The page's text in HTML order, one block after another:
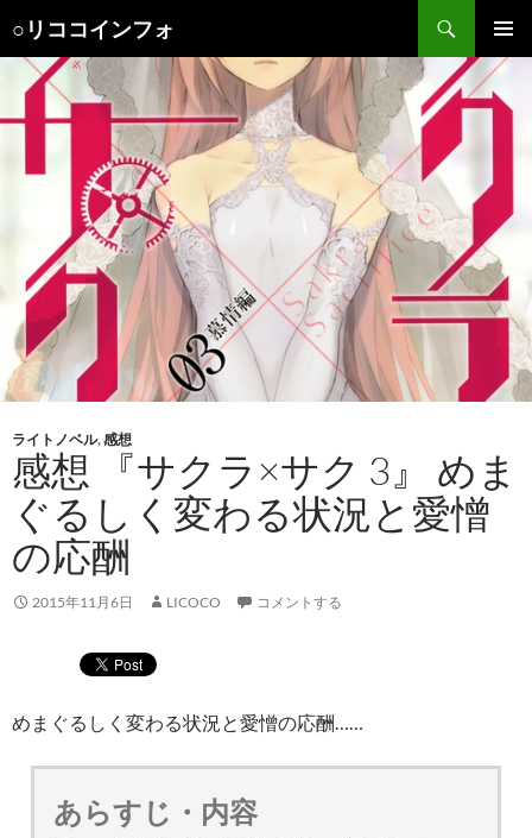
○リココインフォ
索
メインメ
ニュー
テ
ン
へ
ライトノベル,感想
感想 『サクラ×サク 3』 めま
ぐるしく変わる状況と愛憎
の応酬
2015年11月6日 LICOCO コメントする
めまぐるしく変わる状況と愛憎の応酬……
あらすじ・内容